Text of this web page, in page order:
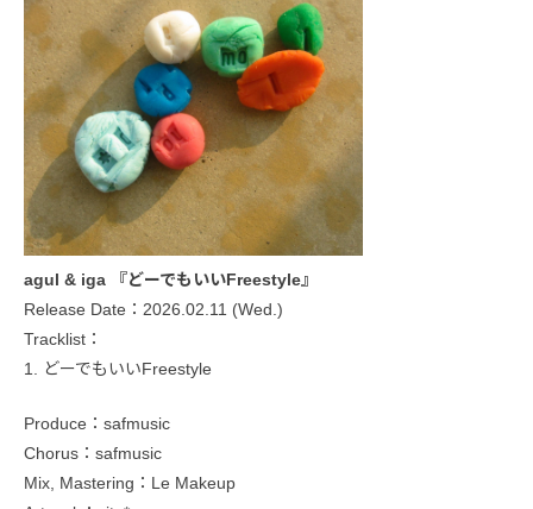
agul & iga 『どーでもいいFreestyle』
Release Date：2026.02.11 (Wed.)
Tracklist：
1. どーでもいいFreestyle
Produce：safmusic
Chorus：safmusic
Mix, Mastering：Le Makeup